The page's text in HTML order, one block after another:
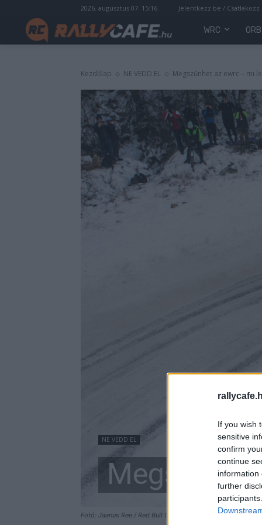
If you wish
sensitive
confirm
continue
information
further
2026. augusztus 07. 15:16 Jelentkezz be / Csatlakozz
WRC ORB
Kezdőlap NE VEDD EL Megszűnhet az ewrc – mi
Fotó: Jaanus Ree / Red Bull Content Pool
NE VEDD EL